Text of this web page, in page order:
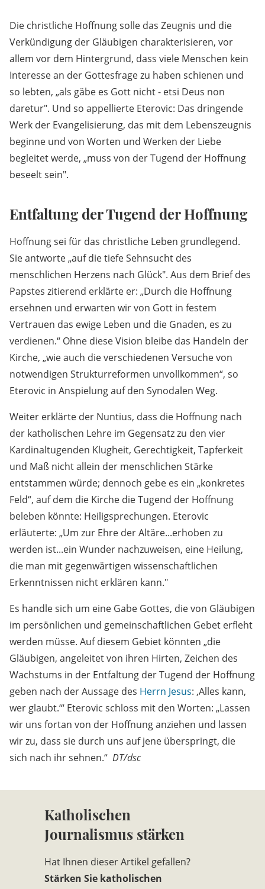
Die christliche Hoffnung solle das Zeugnis und die
Verkündigung der Gläubigen charakterisieren, vor
allem vor dem Hintergrund, dass viele Menschen kein
Interesse an der Gottesfrage zu haben schienen und
so lebten, „als gäbe es Gott nicht - etsi Deus non
daretur". Und so appellierte Eterovic: Das dringende
Werk der Evangelisierung, das mit dem Lebenszeugnis
beginne und von Worten und Werken der Liebe
begleitet werde, „muss von der Tugend der Hoffnung
beseelt sein".
Entfaltung der Tugend der Hoffnung
Hoffnung sei für das christliche Leben grundlegend.
Sie antworte „auf die tiefe Sehnsucht des
menschlichen Herzens nach Glück". Aus dem Brief des
Papstes zitierend erklärte er: „Durch die Hoffnung
ersehnen und erwarten wir von Gott in festem
Vertrauen das ewige Leben und die Gnaden, es zu
verdienen.“ Ohne diese Vision bleibe das Handeln der
Kirche, „wie auch die verschiedenen Versuche von
notwendigen Strukturreformen unvollkommen“, so
Eterovic in Anspielung auf den Synodalen Weg.
Weiter erklärte der Nuntius, dass die Hoffnung nach
der katholischen Lehre im Gegensatz zu den vier
Kardinaltugenden Klugheit, Gerechtigkeit, Tapferkeit
und Maß nicht allein der menschlichen Stärke
entstammen würde; dennoch gebe es ein „konkretes
Feld“, auf dem die Kirche die Tugend der Hoffnung
beleben könnte: Heiligsprechungen. Eterovic
erläuterte: „Um zur Ehre der Altäre...erhoben zu
werden ist...ein Wunder nachzuweisen, eine Heilung,
die man mit gegenwärtigen wissenschaftlichen
Erkenntnissen nicht erklären kann."
Es handle sich um eine Gabe Gottes, die von Gläubigen
im persönlichen und gemeinschaftlichen Gebet erfleht
werden müsse. Auf diesem Gebiet könnten „die
Gläubigen, angeleitet von ihren Hirten, Zeichen des
Wachstums in der Entfaltung der Tugend der Hoffnung
geben nach der Aussage des Herrn Jesus: ,Alles kann,
wer glaubt.‘“ Eterovic schloss mit den Worten: „Lassen
wir uns fortan von der Hoffnung anziehen und lassen
wir zu, dass sie durch uns auf jene überspringt, die
sich nach ihr sehnen.“ DT/dsc
Katholischen
Journalismus stärken
Hat Ihnen dieser Artikel gefallen?
Stärken Sie katholischen